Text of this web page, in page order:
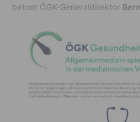
betont ÖGK-Generaldirektor